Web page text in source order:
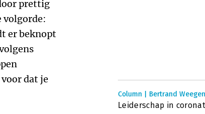
prettig
volgorde:
er beknopt
dat je
Column | Bertrand
Leiderschap in